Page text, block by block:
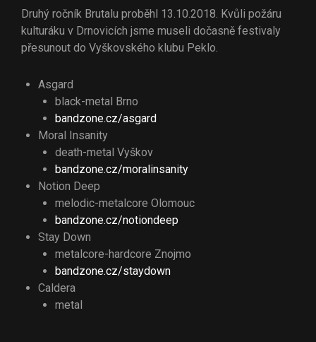
Druhý ročník Brutalu proběhl 13.10.2018. Kvůli požáru
kulturáku v Drnovicích jsme museli dočasně festivaly
přesunout do Vyškovského klubu Peklo.
Asgard
black-metal Brno
bandzone.cz/asgard
Moral Insanity
death-metal Vyškov
bandzone.cz/moralinsanity
Notion Deep
melodic-metalcore Olomouc
bandzone.cz/notiondeep
Stay Down
metalcore-hardcore Znojmo
bandzone.cz/staydown
Caldera
metal